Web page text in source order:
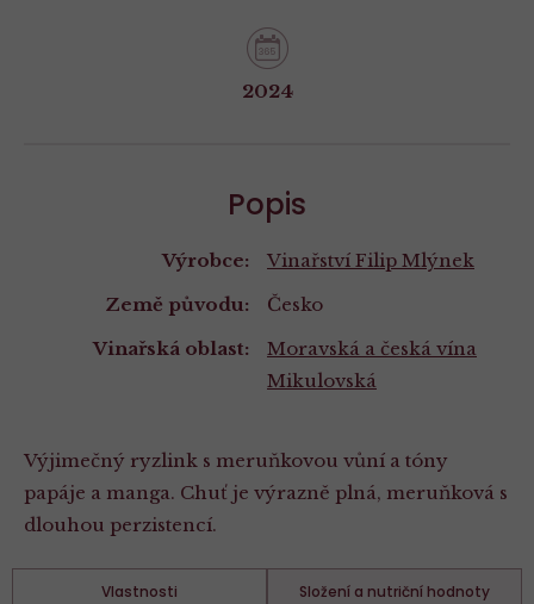
2024
Popis
Výrobce:
Vinařství Filip Mlýnek
Země původu:
Česko
Vinařská oblast:
Moravská a česká vína
Mikulovská
Výjimečný ryzlink s meruňkovou vůní a tóny
papáje a manga. Chuť je výrazně plná, meruňková s
dlouhou perzistencí.
Vlastnosti Složení a nutriční hodnoty